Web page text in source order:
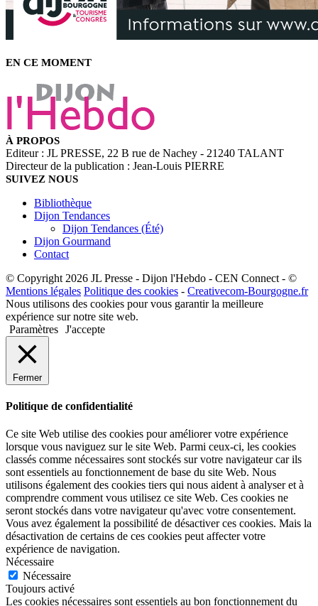
EN CE MOMENT
À PROPOS
Editeur : JL PRESSE, 22 B rue de Nachey - 21240 TALANT
Directeur de la publication : Jean-Louis PIERRE
SUIVEZ NOUS
Bibliothèque
Dijon Tendances
Dijon Tendances (Été)
Dijon Gourmand
Contact
© Copyright 2026 JL Presse - Dijon l'Hebdo - CEN Connect - ©
Mentions légales Politique des cookies - Creativecom-Bourgogne.fr
Nous utilisons des cookies pour vous garantir la meilleure
expérience sur notre site web.
Paramètres J'accepte
Fermer
Politique de confidentialité
Ce site Web utilise des cookies pour améliorer votre expérience
lorsque vous naviguez sur le site Web. Parmi ceux-ci, les cookies
classés comme nécessaires sont stockés sur votre navigateur car ils
sont essentiels au fonctionnement de base du site Web. Nous
utilisons également des cookies tiers qui nous aident à analyser et à
comprendre comment vous utilisez ce site Web. Ces cookies ne
seront stockés dans votre navigateur qu'avec votre consentement.
Vous avez également la possibilité de désactiver ces cookies. Mais la
désactivation de certains de ces cookies peut affecter votre
expérience de navigation.
Nécessaire
Nécessaire
Toujours activé
Les cookies nécessaires sont essentiels au bon fonctionnement du